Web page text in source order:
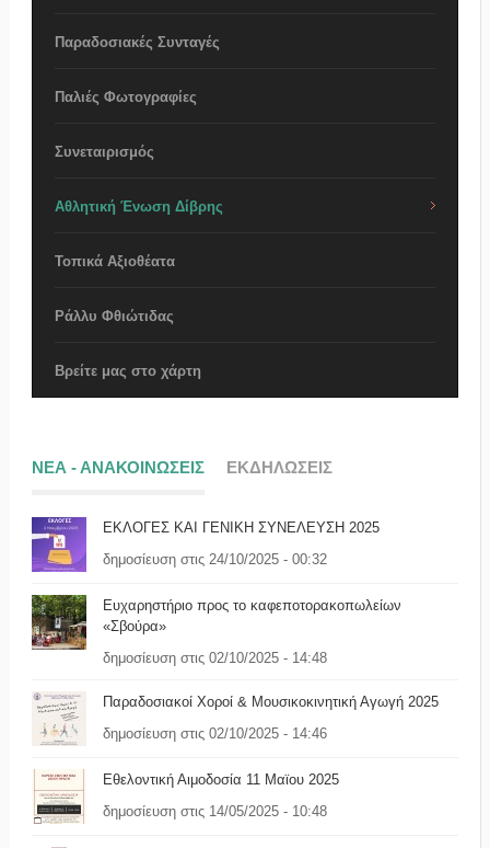
Παραδοσιακές Συνταγές
Παλιές Φωτογραφίες
Συνεταιρισμός
Αθλητική Ένωση Δίβρης
Τοπικά Αξιοθέατα
Ράλλυ Φθιώτιδας
Βρείτε μας στο χάρτη
ΝΕΑ - ΑΝΑΚΟΙΝΩΣΕΙΣ ΕΚΔΗΛΩΣΕΙΣ
ΕΚΛΟΓΕΣ ΚΑΙ ΓΕΝΙΚΗ ΣΥΝΕΛΕΥΣΗ 2025
δημοσίευση στις 24/10/2025 - 00:32
Ευχαρηστήριο προς το καφεποτορακοπωλείων
«Σβούρα»
δημοσίευση στις 02/10/2025 - 14:48
Παραδοσιακοί Χοροί & Μουσικοκινητική Αγωγή 2025
δημοσίευση στις 02/10/2025 - 14:46
Εθελοντική Αιμοδοσία 11 Μαϊου 2025
δημοσίευση στις 14/05/2025 - 10:48